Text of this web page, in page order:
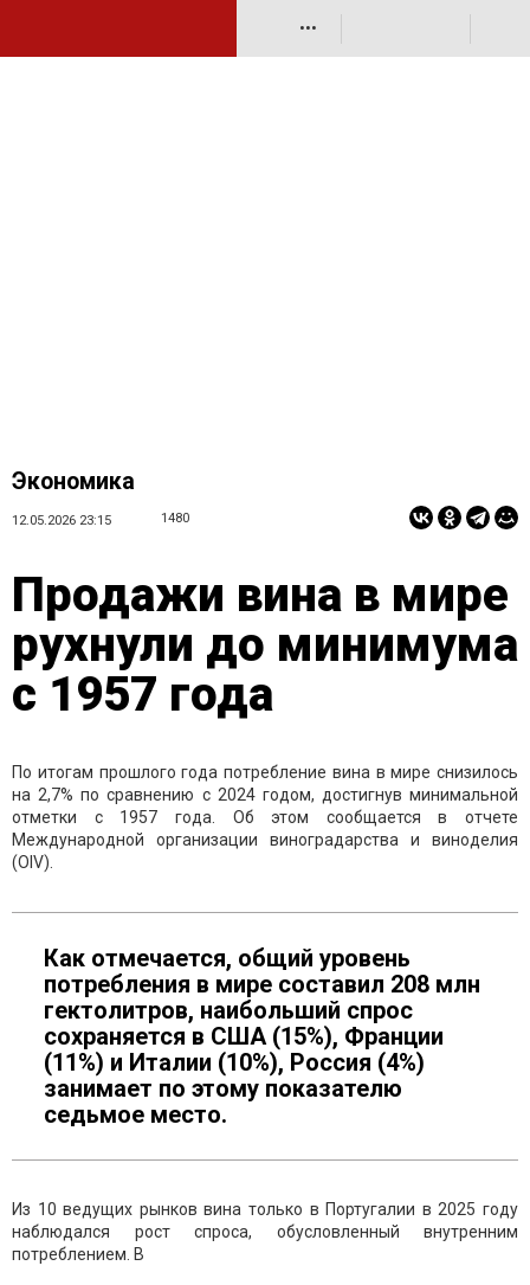
•••
Экономика
12.05.2026 23:15 1480
Продажи вина в мире
рухнули до минимума
с 1957 года
По итогам прошлого года потребление вина в мире снизилось
на 2,7% по сравнению с 2024 годом, достигнув минимальной
отметки с 1957 года. Об этом сообщается в отчете
Международной организации виноградарства и виноделия
(OIV).
Как отмечается, общий уровень
потребления в мире составил 208 млн
гектолитров, наибольший спрос
сохраняется в США (15%), Франции
(11%) и Италии (10%), Россия (4%)
занимает по этому показателю
седьмое место.
Из 10 ведущих рынков вина только в Португалии в 2025 году
наблюдался рост спроса, обусловленный внутренним
потреблением. В